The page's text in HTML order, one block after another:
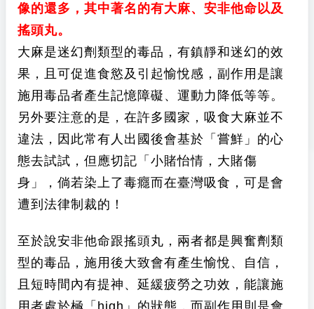
像的還多，其中著名的有大麻、安非他命以及
搖頭丸。
大麻是迷幻劑類型的毒品，有鎮靜和迷幻的效
果，且可促進食慾及引起愉悅感，副作用是讓
施用毒品者產生記憶障礙、運動力降低等等。
另外要注意的是，在許多國家，吸食大麻並不
違法，因此常有人出國後會基於「嘗鮮」的心
態去試試，但應切記「小賭怡情，大賭傷
身」，倘若染上了毒癮而在臺灣吸食，可是會
遭到法律制裁的！
至於說安非他命跟搖頭丸，兩者都是興奮劑類
型的毒品，施用後大致會有產生愉悅、自信，
且短時間內有提神、延緩疲勞之功效，能讓施
用者處於極「high」的狀態，而副作用則是會